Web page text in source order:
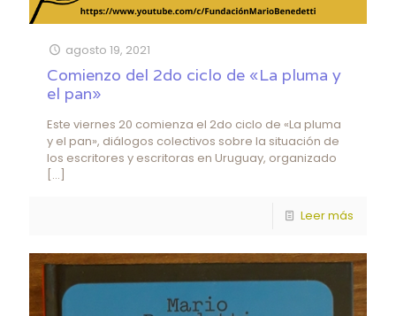
agosto 19, 2021
Comienzo del 2do ciclo de «La pluma y
el pan»
Este viernes 20 comienza el 2do ciclo de «La pluma
y el pan», diálogos colectivos sobre la situación de
los escritores y escritoras en Uruguay, organizado
[…]
Leer más